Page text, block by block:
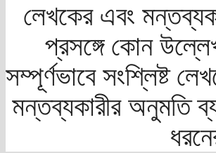
লেখকের এবং
প্রসঙ্গে কোন
সম্পূর্ণভাবে সংশ্লিষ্ট
মন্তব্যকারীর অনুমতি